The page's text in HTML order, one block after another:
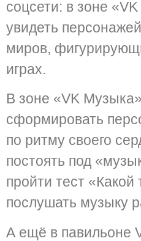
соцсети: в зоне
увидеть
миров,
играх.
В зоне «VK
сформировать
по ритму своего
постоять под
пройти тест «Какой
послушать музыку
А ещё в павильоне